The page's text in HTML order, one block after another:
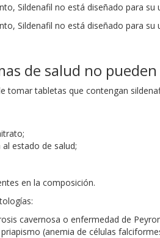
Sildenafil no está diseñado para
Sildenafil no está diseñado para su
de salud no
tomar tabletas que contengan
estado de salud;
en la composición.
cavernosa o enfermedad de
(anemia de células